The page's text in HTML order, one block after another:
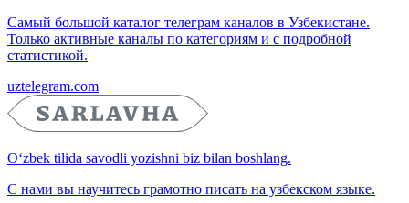
Самый большой каталог телеграм каналов в Узбекистане.
Только активные каналы по категориям и с подробной
статистикой.
uztelegram.com
O‘zbek tilida savodli yozishni biz bilan boshlang.
С нами вы научитесь грамотно писать на узбекском языке.